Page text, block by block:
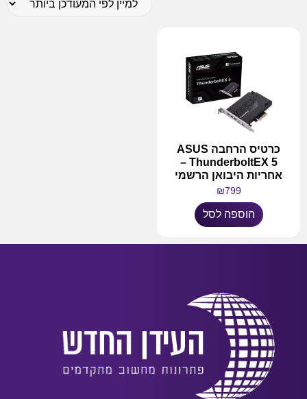
כרטיס הרחבה ASUS
ThunderboltEX 5 –
אחריות היבואן הרשמי
₪799
הוספה לסל